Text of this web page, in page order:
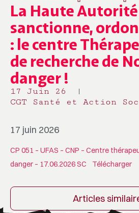
La Haute Autorité
sanctionne,
: le centre
de recherche de
danger !
17 Juin 26
CGT Santé et Action
17 juin 2026
CP 051 – UFAS – CNP – Centre
danger – 17.06.2026 SC
Télécharger
Articles